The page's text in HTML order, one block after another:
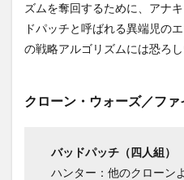
ズムを奪回するために、アナ
ドパッチと呼ばれる異端児の
の戦略アルゴリズムには恐ろ
クローン・ウォーズ／フ
バッドパッチ（四人組）
ハンター：他のクローン